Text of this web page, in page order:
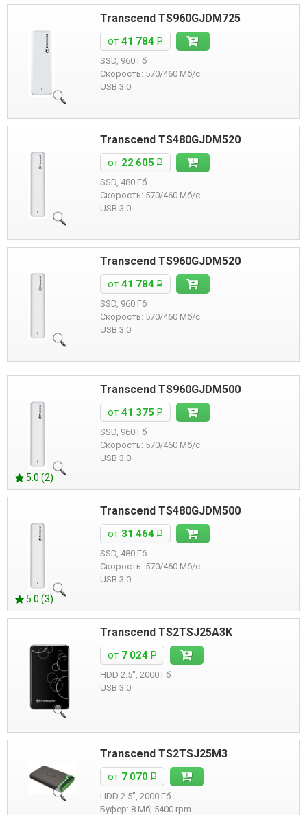
Transcend TS960GJDM725
от 41 784 Р
SSD, 960 Гб
Скорость: 570/460 Мб/с
USB 3.0
Transcend TS480GJDM520
от 22 605 Р
SSD, 480 Гб
Скорость: 570/460 Мб/с
USB 3.0
Transcend TS960GJDM520
от 41 784 Р
SSD, 960 Гб
Скорость: 570/460 Мб/с
USB 3.0
Transcend TS960GJDM500
от 41 375 Р
5.0 (2)
SSD, 960 Гб
Скорость: 570/460 Мб/с
USB 3.0
Transcend TS480GJDM500
от 31 464 Р
5.0 (3)
SSD, 480 Гб
Скорость: 570/460 Мб/с
USB 3.0
Transcend TS2TSJ25A3K
от 7 024 Р
HDD 2.5", 2000 Гб
USB 3.0
Transcend TS2TSJ25M3
от 7 070 Р
HDD 2.5", 2000 Гб
Буфер: 8 Мб; 5400 rpm